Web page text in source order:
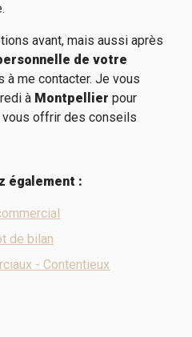
avant, mais aussi après
de votre
à me contacter. Je vous
à Montpellier pour
offrir des conseils
également :
de bilan
- Contentieux